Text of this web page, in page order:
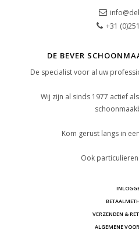
+31
DE BEVER
De specialist voor al uw
Wij zijn al sinds 1977 actief
Kom gerust langs in
Ook
VERZENDEN &
ALGEMENE